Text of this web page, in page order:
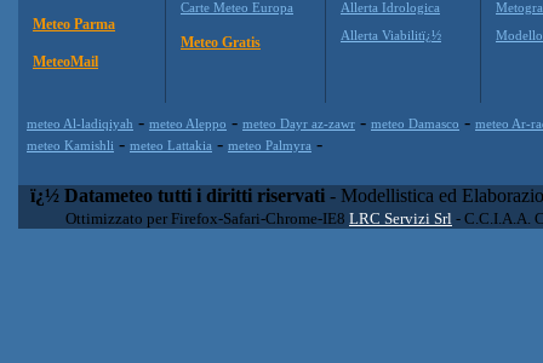
Meteo Parma
MeteoMail
Carte Meteo Europa
Meteo Gratis
Allerta Idrologica
Allerta Viabilitï¿½
meteo Al-ladiqiyah - meteo Aleppo - meteo Dayr az-zawr - meteo Damasco - meteo Ar-
meteo Kamishli - meteo Lattakia - meteo Palmyra -
ï¿½ Datameteo tutti i diritti riservati - Modellistica ed
Ottimizzato per Firefox-Safari-Chrome-IE8 LRC Servizi Srl - C.C.I.A.A.